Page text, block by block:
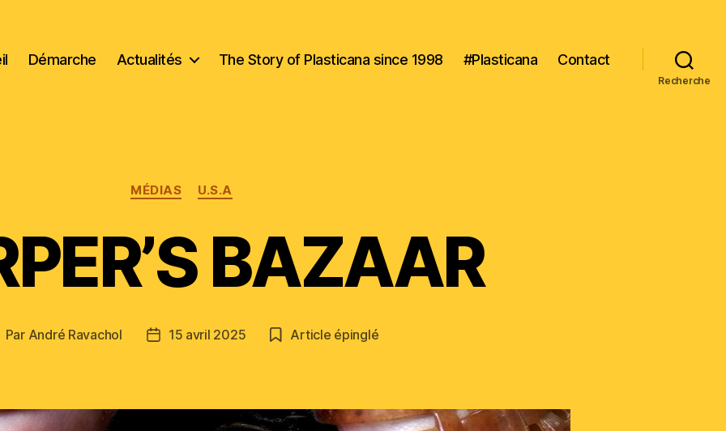
Démarche Actualités The Story of Plasticana since 1998 #Plasticana Contact
Recherche
Catégories
MÉDIAS U.S.A
BAZAAR
Par André Ravachol
Date15 avril 2025 Article épinglé